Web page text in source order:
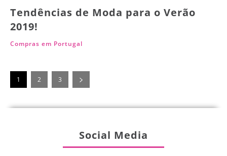
Tendências de Moda para o Verão
2019!
Compras em Portugal
1 2 3
Social Media